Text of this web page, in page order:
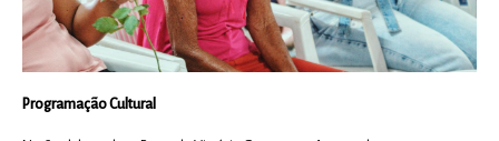
Programação Cultural